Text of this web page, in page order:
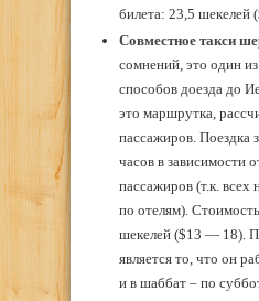
билета: 23,5 шекелей (
Совместное такси
сомнений, это один
способов доезда до
это маршрутка,
пассажиров. Поездка
часов в зависимости
пассажиров (т.к. всех
по отелям).
шекелей ($13 — 18).
является то, что он
и в шаббат – по